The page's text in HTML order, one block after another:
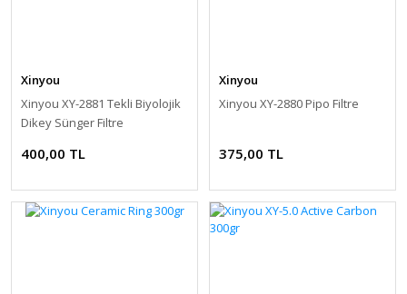
Xinyou
Xinyou XY-2881 Tekli Biyolojik
Dikey Sünger Filtre
400,00 TL
Xinyou
Xinyou XY-2880 Pipo Filtre
375,00 TL